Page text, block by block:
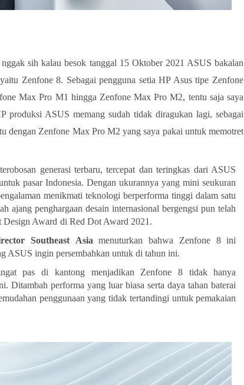
sih kalau besok tanggal 15 Oktober 2021 ASUS bakalan
Zenfone 8. Sebagai pengguna setia HP Asus tipe Zenfone
Max Pro M1 hingga Zenfone Max Pro M2, tentu saja saya
produksi ASUS memang sudah tidak diragukan lagi, sebagai
dengan Zenfone Max Pro M2 yang saya pakai untuk memotret
generasi terbaru, tercepat dan teringkas dari ASUS
pasar Indonesia. Dengan ukurannya yang mini seukuran
menikmati teknologi berperforma tinggi dalam satu
ajang penghargaan desain internasional bergengsi pun telah
Design Award di Red Dot Award 2021.
Southeast Asia menuturkan bahwa Zenfone 8 ini
ASUS ingin persembahkan untuk di tahun ini.
pas di kantong menjadikan Zenfone 8 tidak
hanya
Ditambah performa yang luar biasa serta daya tahan baterai
penggunaan yang tidak tertandingi untuk pemakaian